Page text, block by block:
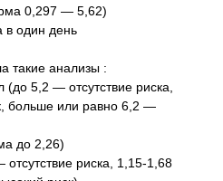
0,297 — 5,62)
в один день
такие анализы :
5,2 — отсутствие риска,
больше или равно 6,2 —
до 2,26)
риска, 1,15-1,68